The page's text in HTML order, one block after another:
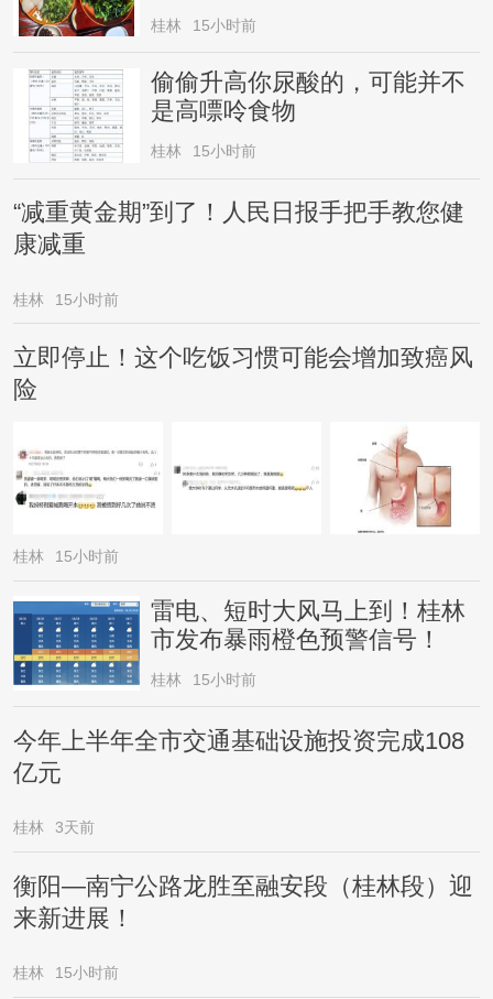
桂林 15小时前
偷偷升高你尿酸的，可能并不
是高嘌呤食物
桂林 15小时前
“减重黄金期”到了！人民日报手把手教您健
康减重
桂林 15小时前
立即停止！这个吃饭习惯可能会增加致癌风
险
桂林 15小时前
雷电、短时大风马上到！桂林
市发布暴雨橙色预警信号！
桂林 15小时前
今年上半年全市交通基础设施投资完成108
亿元
桂林 3天前
衡阳—南宁公路龙胜至融安段（桂林段）迎
来新进展！
桂林 15小时前